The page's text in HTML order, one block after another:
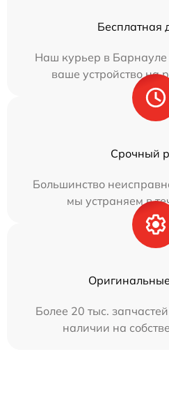
Бесплатная
Наш курьер в Барнауле
ваше устройство на
Срочный
Большинство
мы устраняем в
Более 20 тыс.
наличии на